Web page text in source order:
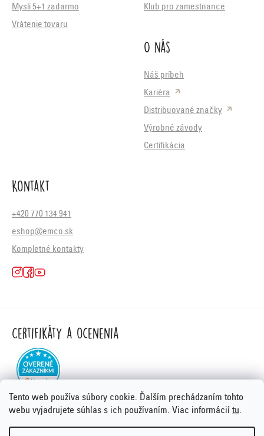
Tento web používa súbory cookie. Ďalším prechádzaním tohto
webu vyjadrujete súhlas s ich používaním. Viac informácií tu.
Mysli 5+1 zadarmo
Vrátenie tovaru
Klub pro zamestnance
O nás
Náš príbeh
Kariéra
Distribuované značky
Výrobné závody
Certifikácia
Kontakt
+420 770 134 941
eshop@emco.sk
Kompletné kontakty
Certifikáty a ocenenia